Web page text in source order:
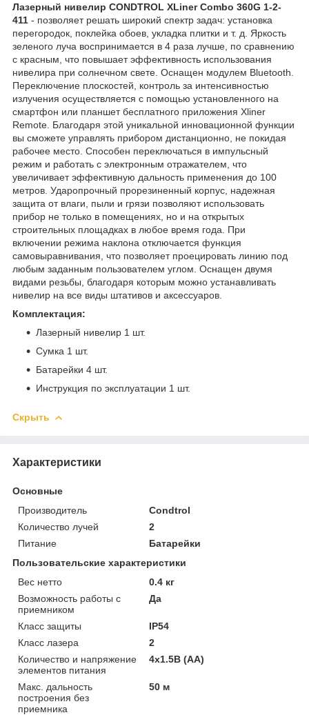
Лазерный нивелир CONDTROL XLiner Combo 360G 1-2-
411 - позволяет решать широкий спектр задач: установка
перегородок, поклейка обоев, укладка плитки и т. д. Яркость
зеленого луча воспринимается в 4 раза лучше, по сравнению
с красным, что повышает эффективность использования
нивелира при солнечном свете. Оснащен модулем Bluetooth.
Переключение плоскостей, контроль за интенсивностью
излучения осуществляется с помощью установленного на
смартфон или планшет бесплатного приложения Xliner
Remote. Благодаря этой уникальной инновационной функции
вы сможете управлять прибором дистанционно, не покидая
рабочее место. Способен переключаться в импульсный
режим и работать с электронным отражателем, что
увеличивает эффективную дальность применения до 100
метров. Ударопрочный прорезиненный корпус, надежная
защита от влаги, пыли и грязи позволяют использовать
прибор не только в помещениях, но и на открытых
строительных площадках в любое время года. При
включении режима наклона отключается функция
самовыравнивания, что позволяет проецировать линию под
любым заданным пользователем углом. Оснащен двумя
видами резьбы, благодаря которым можно устанавливать
нивелир на все виды штативов и аксессуаров.
Комплектация:
Лазерный нивелир 1 шт.
Сумка 1 шт.
Батарейки 4 шт.
Инструкция по эксплуатации 1 шт.
Скрыть
Характеристики
Основные
Производитель
Condtrol
Количество лучей
2
Питание
Батарейки
Пользовательские характеристики
Вес нетто
0.4 кг
Возможность работы с
приемником
Да
Класс защиты
IP54
Класс лазера
2
Количество и напряжение
элементов питания
4x1.5В (AA)
Макс. дальность
построения без
приемника
50 м